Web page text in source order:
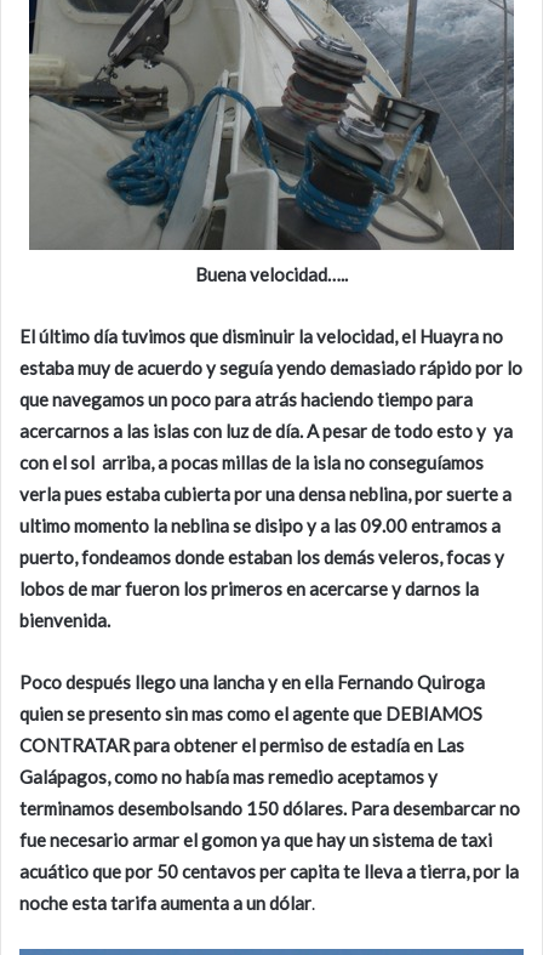
Buena velocidad…..
El último día tuvimos que disminuir la velocidad, el Huayra no
estaba muy de acuerdo y seguía yendo demasiado rápido por lo
que navegamos un poco para atrás haciendo tiempo para
acercarnos a las islas con luz de día. A pesar de todo esto y ya
con el sol arriba, a pocas millas de la isla no conseguíamos
verla pues estaba cubierta por una densa neblina, por suerte a
ultimo momento la neblina se disipo y a las 09.00 entramos a
puerto, fondeamos donde estaban los demás veleros, focas y
lobos de mar fueron los primeros en acercarse y darnos la
bienvenida.
Poco después llego una lancha y en ella Fernando Quiroga
quien se presento sin mas como el agente que DEBIAMOS
CONTRATAR para obtener el permiso de estadía en Las
Galápagos, como no había mas remedio aceptamos y
terminamos desembolsando 150 dólares. Para desembarcar no
fue necesario armar el gomon ya que hay un sistema de taxi
acuático que por 50 centavos per capita te lleva a tierra, por la
noche esta tarifa aumenta a un dólar.